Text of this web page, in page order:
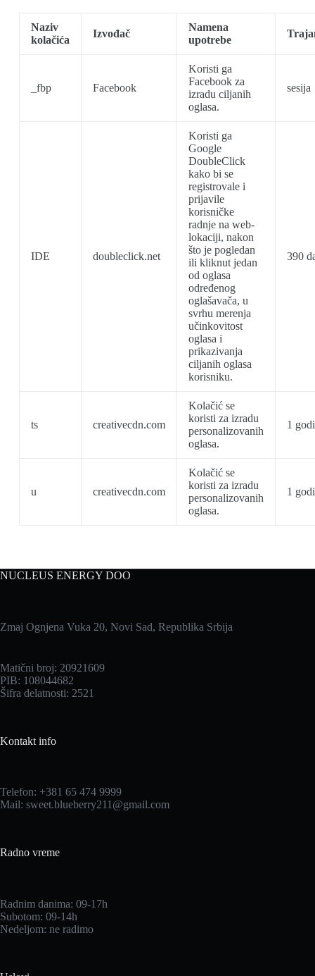
Naziv
kolačića
Izvođač
Namena
upotrebe
_fbp Facebook
Koristi ga
Facebook za
izradu ciljanih
oglasa.
sesija
IDE doubleclick.net
Koristi ga
Google
DoubleClick
kako bi se
registrovale i
prijavile
korisničke
radnje na web-
lokaciji, nakon
što je pogledan
ili kliknut jedan
od oglasa
određenog
oglašavača, u
svrhu merenja
učinkovitost
oglasa i
prikazivanja
ciljanih oglasa
korisniku.
390
ts creativecdn.com
Kolačić se
koristi za izradu
personalizovanih
oglasa.
1
u creativecdn.com
Kolačić se
koristi za izradu
personalizovanih
oglasa.
1
NUCLEUS ENERGY DOO
Zmaj Ognjena Vuka 20, Novi Sad, Republika Srbija
Matični broj: 20921609
PIB: 108044682
Šifra delatnosti: 2521
Kontakt info
Telefon: +381 65 474 9999
Mail: sweet.blueberry211@gmail.com
Radno vreme
Radnim danima: 09-17h
Subotom: 09-14h
Nedeljom: ne radimo